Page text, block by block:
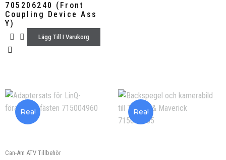
705206240 (Front
Coupling Device Ass
Y)
Lägg Till I Varukorg
Rea!
Can-Am ATV Tillbehör
Rea!